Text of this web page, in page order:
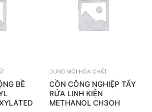
BỀ
DUNG MÔI HÓA CHẤT
CỒN CÔNG NGHIỆP TẨY
RỬA LINH KIỆN
METHANOL CH3OH